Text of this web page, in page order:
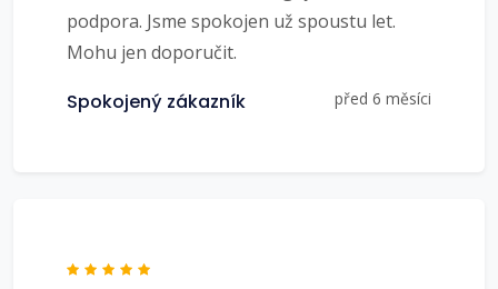
podpora. Jsme spokojen už spoustu let.
Mohu jen doporučit.
Spokojený zákazník před 6 měsíci